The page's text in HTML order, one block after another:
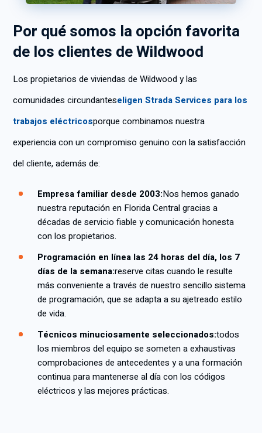
Por qué somos la opción favorita
de los clientes de Wildwood
Los propietarios de viviendas de Wildwood y las
comunidades circundanteseligen Strada Services para los
trabajos eléctricosporque combinamos nuestra
experiencia con un compromiso genuino con la satisfacción
del cliente, además de:
Empresa familiar desde 2003:Nos hemos ganado
nuestra reputación en Florida Central gracias a
décadas de servicio fiable y comunicación honesta
con los propietarios.
Programación en línea las 24 horas del día, los 7
días de la semana:reserve citas cuando le resulte
más conveniente a través de nuestro sencillo sistema
de programación, que se adapta a su ajetreado estilo
de vida.
Técnicos minuciosamente seleccionados:todos
los miembros del equipo se someten a exhaustivas
comprobaciones de antecedentes y a una formación
continua para mantenerse al día con los códigos
eléctricos y las mejores prácticas.